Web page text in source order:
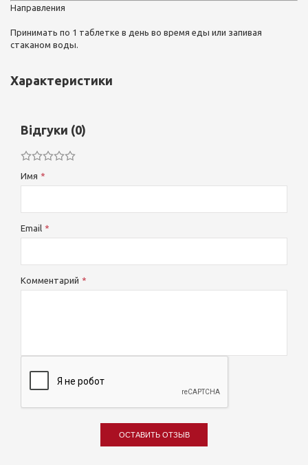
Направления
Принимать по 1 таблетке в день во время еды или запивая
стаканом воды.
Характеристики
Відгуки (0)
Имя
Email
Комментарий
ОСТАВИТЬ ОТЗЫВ